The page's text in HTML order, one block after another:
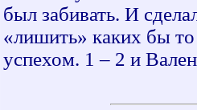
был забивать. И
«лишить» каких бы
успехом. 1 – 2 и